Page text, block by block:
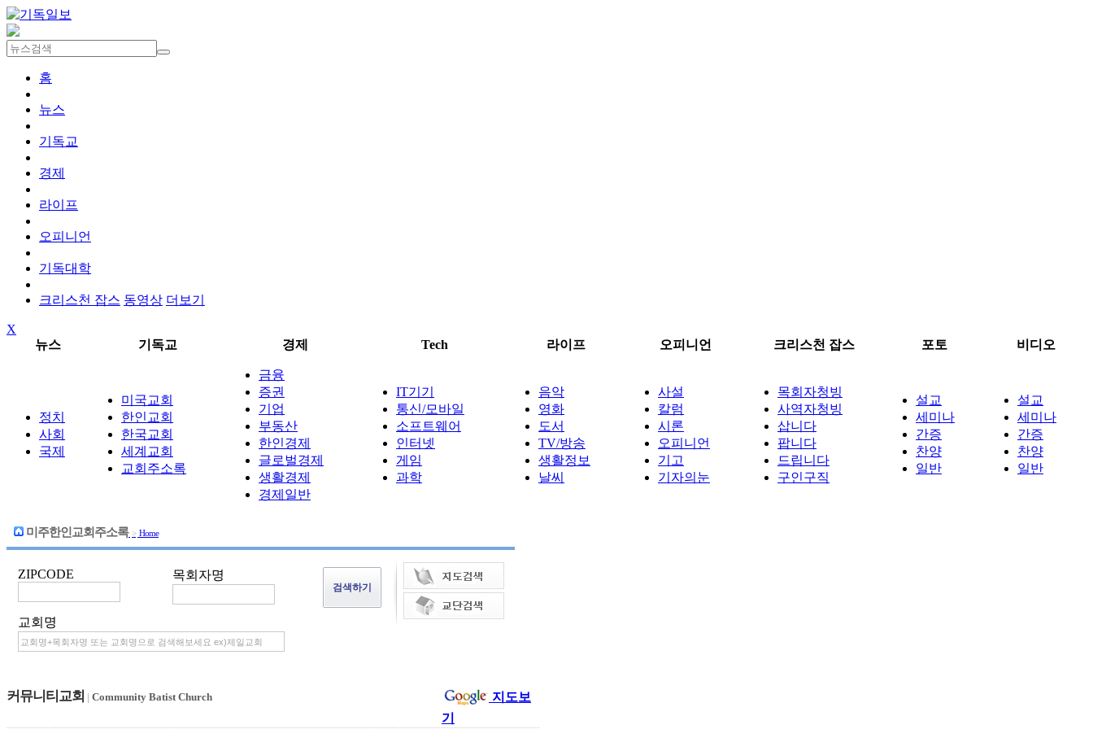
홈
뉴스
기독교
경제
라이프
오피니언
기독대학
크리스천 잡스 동영상 더보기
X
뉴스
기독교 경제 Tech 라이프 오피니언 크리스천 잡스 포토 비디오
정치
사회
국제
미국교회
한인교회
한국교회
세계교회
교회주소록
금융
증권
기업
부동산
한인경제
글로벌경제
생활경제
경제일반
IT기기
통신/모바일
소프트웨어
인터넷
게임
과학
음악
영화
도서
TV/방송
생활정보
날씨
사설
칼럼
시론
오피니언
기고
기자의눈
목회자청빙
사역자청빙
삽니다
팝니다
드립니다
구인구직
설교
세미나
간증
찬양
일반
설교
세미나
간증
찬양
일반
미주한인교회주소록 > Home
ZIPCODE 목회자명
교회명
커뮤니티교회 | Community Batist Church
지도보
기